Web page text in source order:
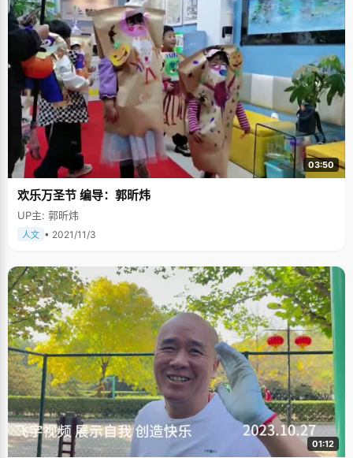
03:50
欢乐万圣节 编导：郭昕炜
UP主: 郭昕炜
人文 • 2021/11/3
01:12